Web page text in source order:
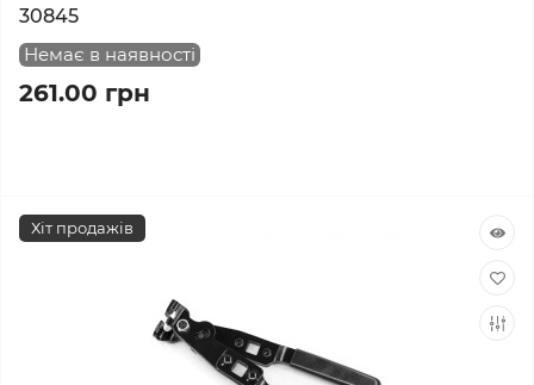
30845
Немає в наявності
261.00 грн
Хіт продажів